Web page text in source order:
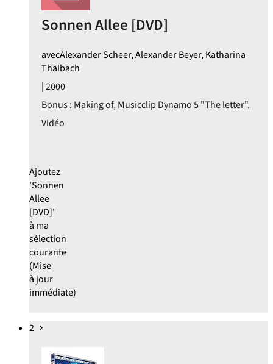
Sonnen Allee [DVD]
avecAlexander Scheer, Alexander Beyer, Katharina
Thalbach
| 2000
Bonus : Making of, Musicclip Dynamo 5 "The letter".
Vidéo
Ajoutez
'Sonnen
Allee
[DVD]'
à ma
sélection
courante
(Mise
à jour
immédiate)
2